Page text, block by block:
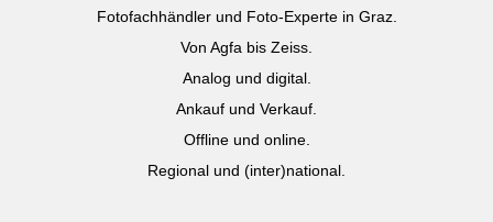
Fotofachhändler und Foto-Experte in Graz.
Von Agfa bis Zeiss.
Analog und digital.
Ankauf und Verkauf.
Offline und online.
Regional und (inter)national.